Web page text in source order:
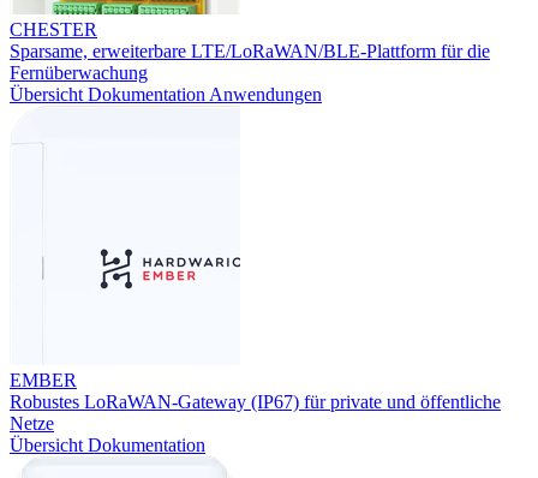
CHESTER
Sparsame, erweiterbare LTE/LoRaWAN/BLE-Plattform für die
Fernüberwachung
Übersicht Dokumentation Anwendungen
EMBER
Robustes LoRaWAN-Gateway (IP67) für private und öffentliche
Netze
Übersicht Dokumentation